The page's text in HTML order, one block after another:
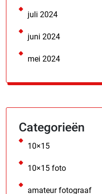
juli 2024
juni 2024
mei 2024
Categorieën
10×15
10×15 foto
amateur fotograaf